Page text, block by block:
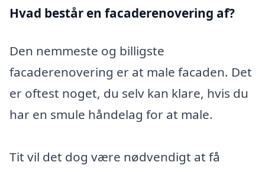
Hvad består en facaderenovering af?
Den nemmeste og billigste
facaderenovering er at male facaden. Det
er oftest noget, du selv kan klare, hvis du
har en smule håndelag for at male.
Tit vil det dog være nødvendigt at få